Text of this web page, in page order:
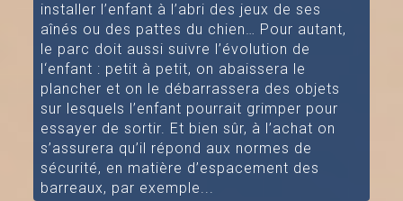
installer l’enfant à l’abri des jeux de ses
aînés ou des pattes du chien… Pour autant,
le parc doit aussi suivre l’évolution de
l‘enfant : petit à petit, on abaissera le
plancher et on le débarrassera des objets
sur lesquels l’enfant pourrait grimper pour
essayer de sortir. Et bien sûr, à l’achat on
s’assurera qu’il répond aux normes de
sécurité, en matière d’espacement des
barreaux, par exemple...